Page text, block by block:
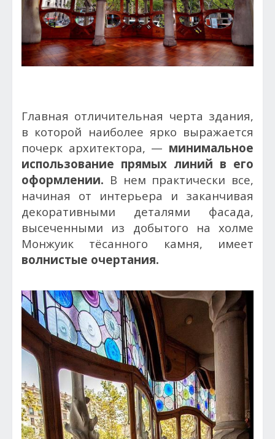
Главная отличительная черта здания,
в которой наиболее ярко выражается
почерк архитектора, — минимальное
использование прямых линий в его
оформлении. В нем практически все,
начиная от интерьера и заканчивая
декоративными деталями фасада,
высеченными из добытого на холме
Монжуик тёсанного камня, имеет
волнистые очертания.